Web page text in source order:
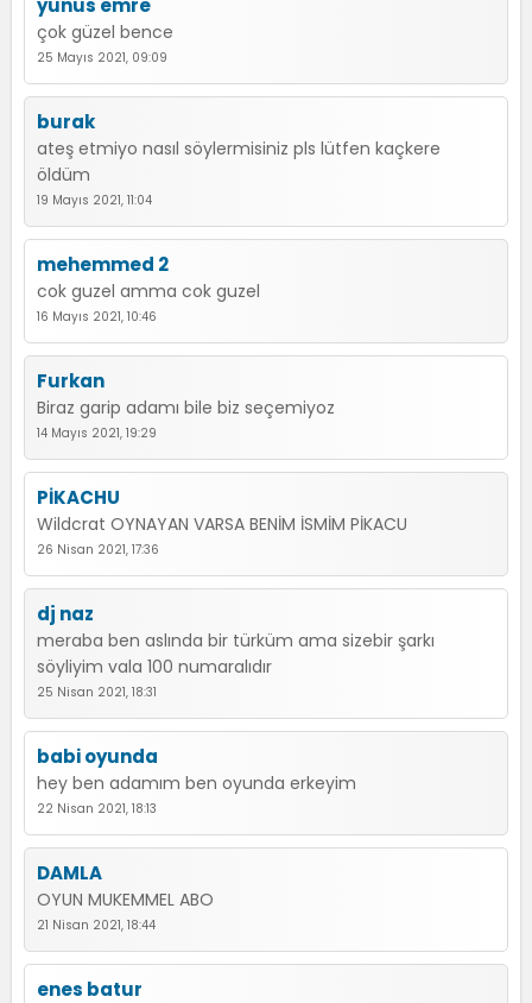
yunus emre
çok güzel bence
25 Mayıs 2021, 09:09
burak
ateş etmiyo nasıl söylermisiniz pls lütfen kaçkere
öldüm
19 Mayıs 2021, 11:04
mehemmed 2
cok guzel amma cok guzel
16 Mayıs 2021, 10:46
Furkan
Biraz garip adamı bile biz seçemiyoz
14 Mayıs 2021, 19:29
PİKACHU
Wildcrat OYNAYAN VARSA BENİM İSMİM PİKACU
26 Nisan 2021, 17:36
dj naz
meraba ben aslında bir türküm ama sizebir şarkı
söyliyim vala 100 numaralıdır
25 Nisan 2021, 18:31
babi oyunda
hey ben adamım ben oyunda erkeyim
22 Nisan 2021, 18:13
DAMLA
OYUN MUKEMMEL ABO
21 Nisan 2021, 18:44
enes batur